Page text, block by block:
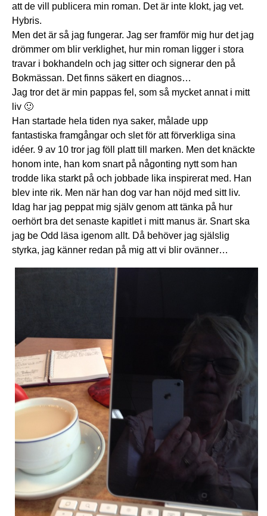
att de vill publicera min roman. Det är inte klokt, jag vet.
Hybris.
Men det är så jag fungerar. Jag ser framför mig hur det jag
drömmer om blir verklighet, hur min roman ligger i stora
travar i bokhandeln och jag sitter och signerar den på
Bokmässan. Det finns säkert en diagnos…
Jag tror det är min pappas fel, som så mycket annat i mitt
liv 🙂
Han startade hela tiden nya saker, målade upp
fantastiska framgångar och slet för att förverkliga sina
idéer. 9 av 10 tror jag föll platt till marken. Men det knäckte
honom inte, han kom snart på någonting nytt som han
trodde lika starkt på och jobbade lika inspirerat med. Han
blev inte rik. Men när han dog var han nöjd med sitt liv.
Idag har jag peppat mig själv genom att tänka på hur
oerhört bra det senaste kapitlet i mitt manus är. Snart ska
jag be Odd läsa igenom allt. Då behöver jag själslig
styrka, jag känner redan på mig att vi blir ovänner…